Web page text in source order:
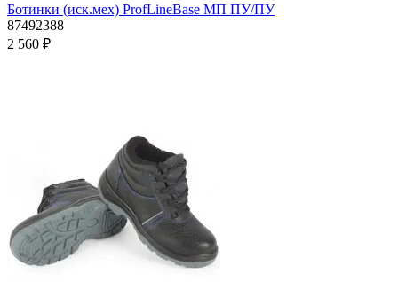
Ботинки (иск.мех) ProfLineBase МП ПУ/ПУ
87492388
2 560 ₽